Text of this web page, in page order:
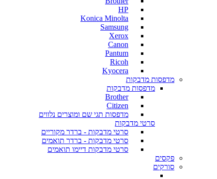
HP
Konica Minolta
Samsung
Xerox
Canon
Pantum
Ricoh
Kyocera
מדפסות מדבקות
מדפסות מדבקות
Brother
Citizen
מדפסות תגי שם ומוצרים נלווים
סרטי מדבקות
סרטי מדבקות - ברדר מקוריים
סרטי מדבקות - ברדר תואמים
סרטי מדבקות דיימו תואמים
פקסים
סורקים